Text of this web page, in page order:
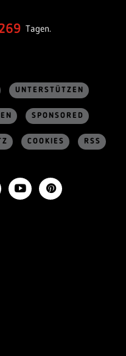
Tagen.
UNTERSTÜTZEN
SPONSORED
COOKIES RSS